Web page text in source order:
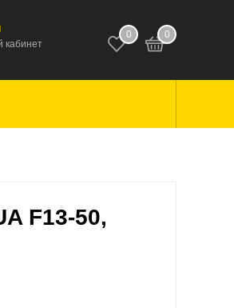
кабинет
0 0
Комплектующие
F13-50,